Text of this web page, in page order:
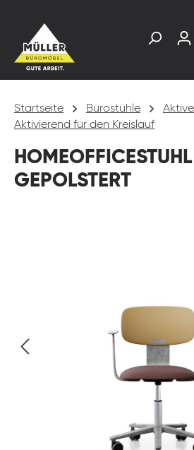
Startseite Bürostühle
Aktivierend für den Kreislauf
GEPOLSTERT